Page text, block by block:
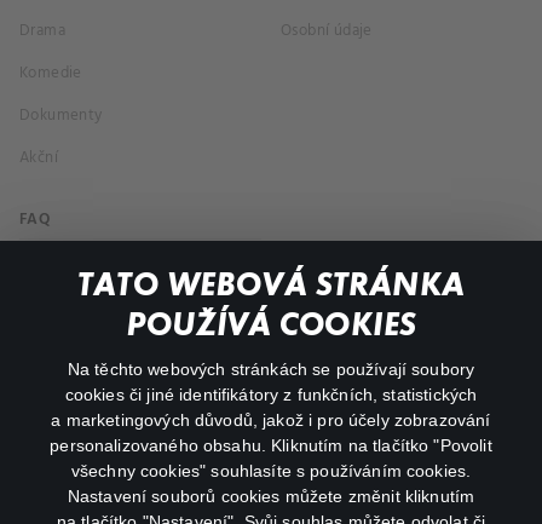
TATO WEBOVÁ STRÁNKA
POUŽÍVÁ COOKIES
Na těchto webových stránkách se používají soubory
cookies či jiné identifikátory z funkčních, statistických
a marketingových důvodů, jakož i pro účely zobrazování
personalizovaného obsahu. Kliknutím na tlačítko "Povolit
všechny cookies" souhlasíte s používáním cookies.
Nastavení souborů cookies můžete změnit kliknutím
Drama
Komedie
Dokumenty
Akční
Osobní údaje
FAQ
Můj účet
Důležité odkazy
facebookinstagram
youtube